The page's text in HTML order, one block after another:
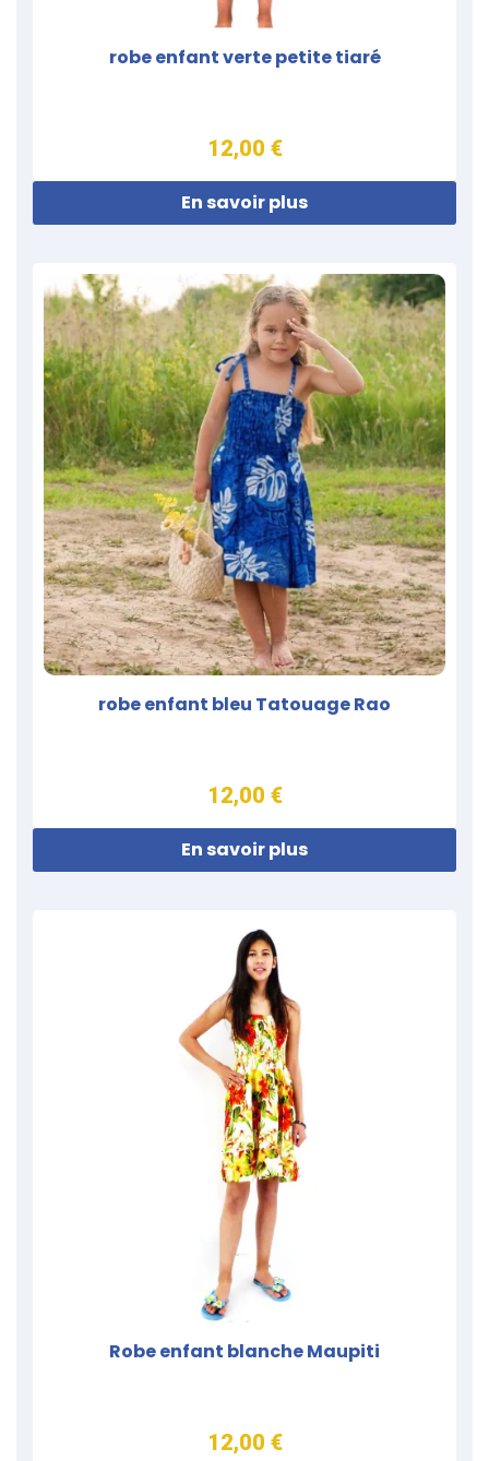
robe enfant verte petite tiaré
12,00 €
En savoir plus
robe enfant bleu Tatouage Rao
12,00 €
En savoir plus
Robe enfant blanche Maupiti
12,00 €